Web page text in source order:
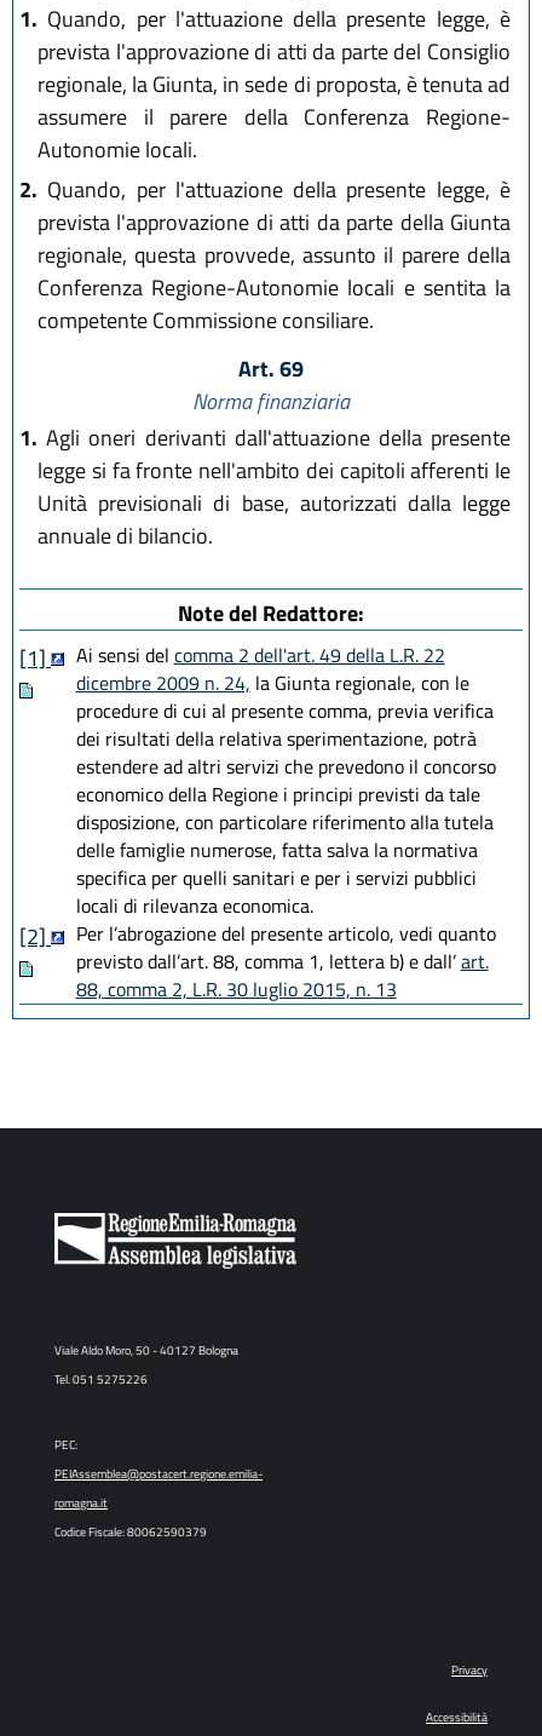
1. Quando, per l'attuazione della presente legge, è
prevista l'approvazione di atti da parte del Consiglio
regionale, la Giunta, in sede di proposta, è tenuta ad
assumere il parere della Conferenza Regione-
Autonomie locali.
2. Quando, per l'attuazione della presente legge, è
prevista l'approvazione di atti da parte della Giunta
regionale, questa provvede, assunto il parere della
Conferenza Regione-Autonomie locali e sentita la
competente Commissione consiliare.
Art. 69
Norma finanziaria
1. Agli oneri derivanti dall'attuazione della presente
legge si fa fronte nell'ambito dei capitoli afferenti le
Unità previsionali di base, autorizzati dalla legge
annuale di bilancio.
Note del Redattore:
[1]
Ai sensi del comma 2 dell'art. 49 della L.R. 22
dicembre 2009 n. 24, la Giunta regionale, con le
procedure di cui al presente comma, previa verifica
dei risultati della relativa sperimentazione, potrà
estendere ad altri servizi che prevedono il concorso
economico della Regione i principi previsti da tale
disposizione, con particolare riferimento alla tutela
delle famiglie numerose, fatta salva la normativa
specifica per quelli sanitari e per i servizi pubblici
locali di rilevanza economica.
[2]
Per l’abrogazione del presente articolo, vedi quanto
previsto dall’art. 88, comma 1, lettera b) e dall’art.
88, comma 2, L.R. 30 luglio 2015, n. 13
Viale Aldo Moro, 50 - 40127 Bologna
Tel. 051 5275226
PEC:
PEIAssemblea@postacert.regione.emilia-
romagna.it
Codice Fiscale: 80062590379
Privacy
Accessibilità